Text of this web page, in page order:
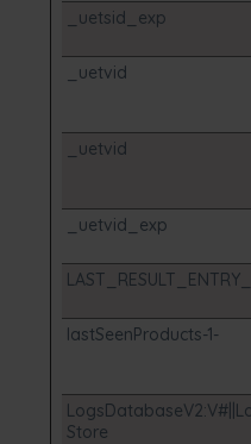
_uetsid_exp
_uetvid
_uetvid
_uetvid_exp
lastSeenProducts-1-
Store